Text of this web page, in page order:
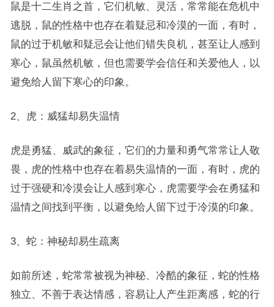
鼠是十二生肖之首，它们机敏、灵活，常常能在危机中
逃脱，鼠的性格中也存在着疑忌和冷漠的一面，有时，
鼠的过于机敏和疑忌会让他们错失良机，甚至让人感到
寒心，鼠虽然机敏，但也需要学会信任和关爱他人，以
避免给人留下寒心的印象。
2、虎：威猛却易失温情
虎是勇猛、威武的象征，它们的力量和勇气常常让人敬
畏，虎的性格中也存在着易失温情的一面，有时，虎的
过于强硬和冷漠会让人感到寒心，虎需要学会在勇猛和
温情之间找到平衡，以避免给人留下过于冷漠的印象。
3、蛇：神秘却易生疏离
如前所述，蛇常常被视为神秘、冷酷的象征，蛇的性格
独立、不善于表达情感，容易让人产生距离感，蛇的行